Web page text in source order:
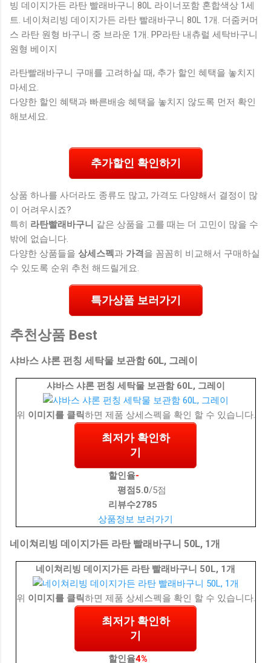
빙 데이지가든 라탄 빨래바구니 80L 라이너포함 혼합색상 1세
트. 네이쳐리빙 데이지가든 라탄 빨래바구니 80L 1개. 더줌커머
스 라탄 원형 바구니 중 브라운 1개. PP라탄 내츄럴 세탁바구니
원형 베이지
라탄빨래바구니 구매를 고려하실 때, 추가 할인 혜택을 놓치지
마세요.
다양한 할인 혜택과 빠른배송 혜택을 놓치지 않도록 먼저 확인
해보세요.
추가할인 확인하기
상품 하나를 사더라도 종류도 많고, 가격도 다양해서 결정이 많
이 어려우시죠?
특히 라탄빨래바구니 같은 상품을 고를 때는 더 고민이 많을 수
밖에 없습니다.
다양한 상품들을 상세스펙 과 가격 을 꼼꼼히 비교해서 구매하실
수 있도록 순위 추천 해드릴게요.
특가상품 보러가기
추천상품 Best
샤바스 샤론 펀칭 세탁물 보관함 60L, 그레이
샤바스 샤론 펀칭 세탁물 보관함 60L, 그레이
위 이미지를 클릭하면 제품 상세스펙을 확인 할 수 있습니다.
최저가 확인하
기
할인율-
평점 5.0/5점
리뷰수2785
상품정보 보러가기
네이쳐리빙 데이지가든 라탄 빨래바구니 50L, 1개
네이쳐리빙 데이지가든 라탄 빨래바구니 50L, 1개
위 이미지를 클릭하면 제품 상세스펙을 확인 할 수 있습니다.
최저가 확인하
기
할인율4%